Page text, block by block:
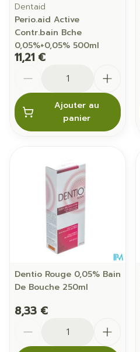
Dentaid
Perio.aid Active
Contr.bain Bche
0,05%+0,05% 500ml
11,21 €
Ajouter au
panier
Dentio Rouge 0,05% Bain
De Bouche 250ml
8,33 €